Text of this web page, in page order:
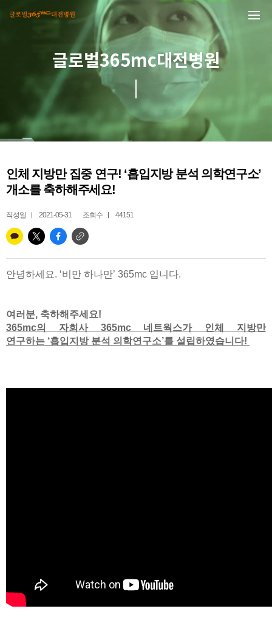
글로벌365mc대전병원
인체 지방만 집중 연구! ‘흡입지방 분석 의학연구소’
개소를 축하해주세요!
작성일 2021-05-31 조회수 44151
안녕하세요. ‘비만 하나만’ 365mc 입니다.
여러분, 축하해주세요!
365mc의 자회사 365mc 네트웍스가 인체 지방만
연구하는 ‘흡입지방 분석 의학연구소’를 설립하였습니다!